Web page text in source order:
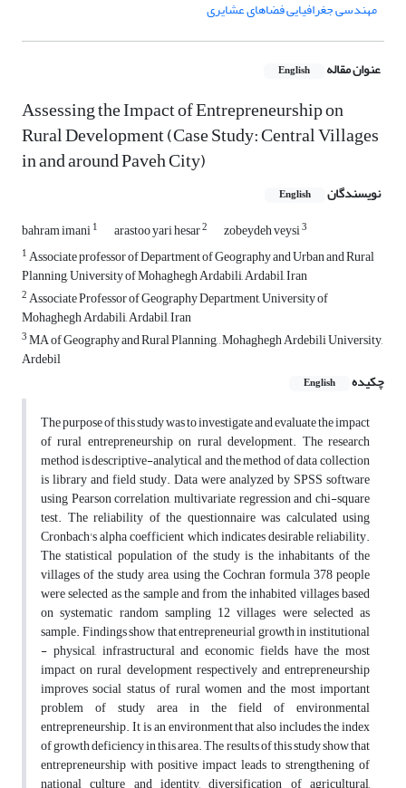
مهندسی جغرافیایی فضاهای عشایری
عنوان مقاله English
Assessing the Impact of Entrepreneurship on
Rural Development (Case Study: Central Villages
in and around Paveh City)
نویسندگان English
bahram imani1 arastoo yari hesar2 zobeydeh veysi3
1Associate professor of Department of Geography and Urban and Rural
Planning, University of Mohaghegh Ardabili, Ardabil, Iran
2Associate Professor of Geography Department, University of
Mohaghegh Ardabili, Ardabil, Iran
3MA of Geography and Rural Planning, , Mohaghegh Ardebili University,
Ardebil
چکیده
English
The purpose of this study was to investigate and evaluate the impact
of rural entrepreneurship on rural development. The research
method is descriptive-analytical and the method of data collection
is library and field study. Data were analyzed by SPSS software
using Pearson correlation, multivariate regression and chi-square
test. The reliability of the questionnaire was calculated using
Cronbach's alpha coefficient which indicates desirable reliability.
The statistical population of the study is the inhabitants of the
villages of the study area, using the Cochran formula 378 people
were selected as the sample and from the inhabited villages based
on systematic random sampling 12 villages were selected as
sample. Findings show that entrepreneurial growth in institutional
- physical, infrastructural and economic fields have the most
impact on rural development respectively and entrepreneurship
improves social status of rural women and the most important
problem of study area in the field of environmental
entrepreneurship. It is an environment that also includes the index
of growth deficiency in this area. The results of this study show that
entrepreneurship with positive impact leads to strengthening of